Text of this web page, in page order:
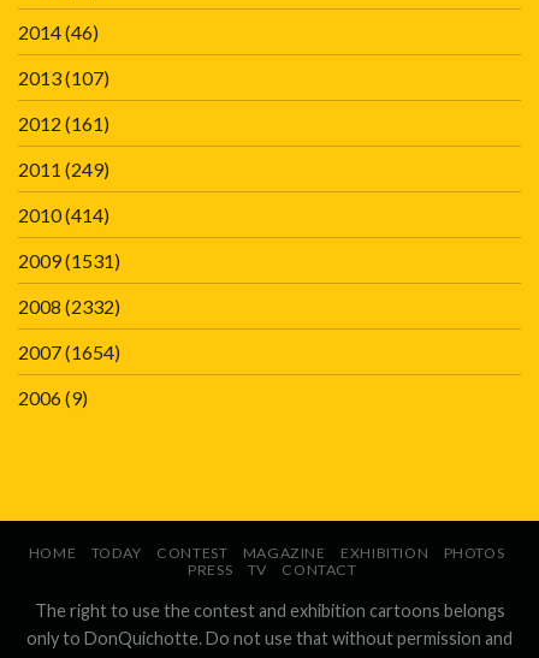
2014(46)
2013(107)
2012 (161)
2011 (249)
2010(414)
2009(1531)
2008 (2332)
2007(1654)
2006(9)
HOME TODAY CONTEST MAGAZINE EXHIBITION
PHOTOS
PRESS
TV CONTACT
The right to use the contest and exhibition cartoons belongs
only to DonQuichotte. Do not use that without permission and